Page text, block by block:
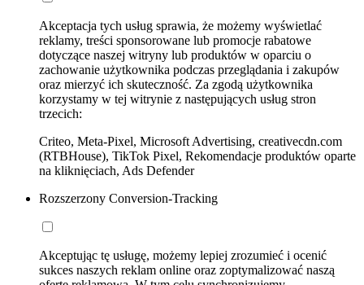
Akceptacja tych usług sprawia, że możemy wyświetlać
reklamy, treści sponsorowane lub promocje rabatowe
dotyczące naszej witryny lub produktów w oparciu o
zachowanie użytkownika podczas przeglądania i zakupów
oraz mierzyć ich skuteczność. Za zgodą użytkownika
korzystamy w tej witrynie z następujących usług stron
trzecich:
Criteo, Meta-Pixel, Microsoft Advertising, creativecdn.com
(RTBHouse), TikTok Pixel, Rekomendacje produktów oparte
na kliknięciach, Ads Defender
Rozszerzony Conversion-Tracking
Akceptując tę usługę, możemy lepiej zrozumieć i ocenić
sukces naszych reklam online oraz zoptymalizować naszą